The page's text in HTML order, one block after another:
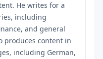
He writes for a
including
and general
produces content in
including German,